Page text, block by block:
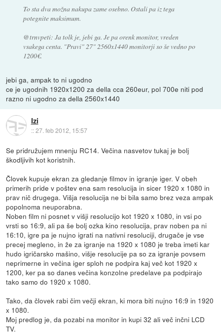
To sta dva možna nakupa zame osebno. Ostali pa iz tega
potegnite maksimum.
@trnvpeti: Ja tolk je, jebi ga. Je pa orenk monitor, vreden
vsakega centa. "Pravi" 27" 2560x1440 monitorji so še vedno po
1200€.
jebi ga, ampak to ni ugodno
ce je ugodnih 1920x1200 za della cca 260eur, pol 700e niti pod
razno ni ugodno za della 2560x1440
Izi
::27. feb 2012, 15:57
Se pridružujem mnenju RC14. Večina nasvetov tukaj je bolj
škodljivih kot koristnih.
Človek kupuje ekran za gledanje filmov in igranje iger. V obeh
primerih pride v poštev ena sam resolucija in sicer 1920 x 1080 in
prav nič drugega. Višja resolucija ne bi bila samo brez veza ampak
popolnoma neuporabna.
Noben film ni posnet v višji resolucijo kot 1920 x 1080, in vsi po
vrsti so 16:9, ali pa še bolj ozka kino resolucija, prav noben pa ni
16:10, igre pa je nujno igrati na nativni resoluciji, drugače je vse
precej megleno, in že za igranje na 1920 x 1080 je treba imeti kar
hudo igričarsko mašino, višje resolucije pa so za igranje povsem
neprimerne in večina iger sploh ne podpira kaj več kot 1920 x
1200, ker pa so danes večina konzolne predelave pa podpirajo
tako samo do 1920 x 1080.
Tako, da človek rabi čim večji ekran, ki mora biti nujno 16:9 in 1920
x 1080.
Moj predlog je, da pozabi na monitor in kupi 32 ali več inčni LCD
TV.